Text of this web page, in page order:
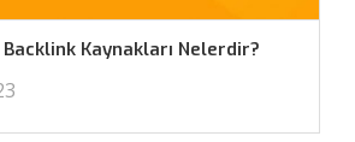
Kaynakları Nelerdir?